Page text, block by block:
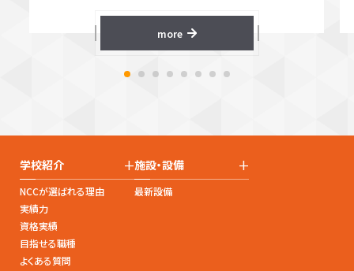
more
学校紹介 +
NCCが選ばれる理由
実績力
資格実績
目指せる職種
よくある質問
施設・設備 +
最新設備